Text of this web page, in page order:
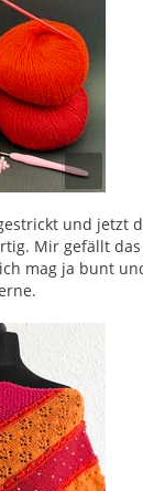
und jetzt
Mir gefällt
mag ja bunt